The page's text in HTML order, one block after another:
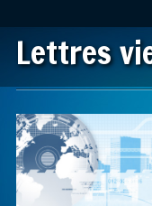
Lettres
Main menu